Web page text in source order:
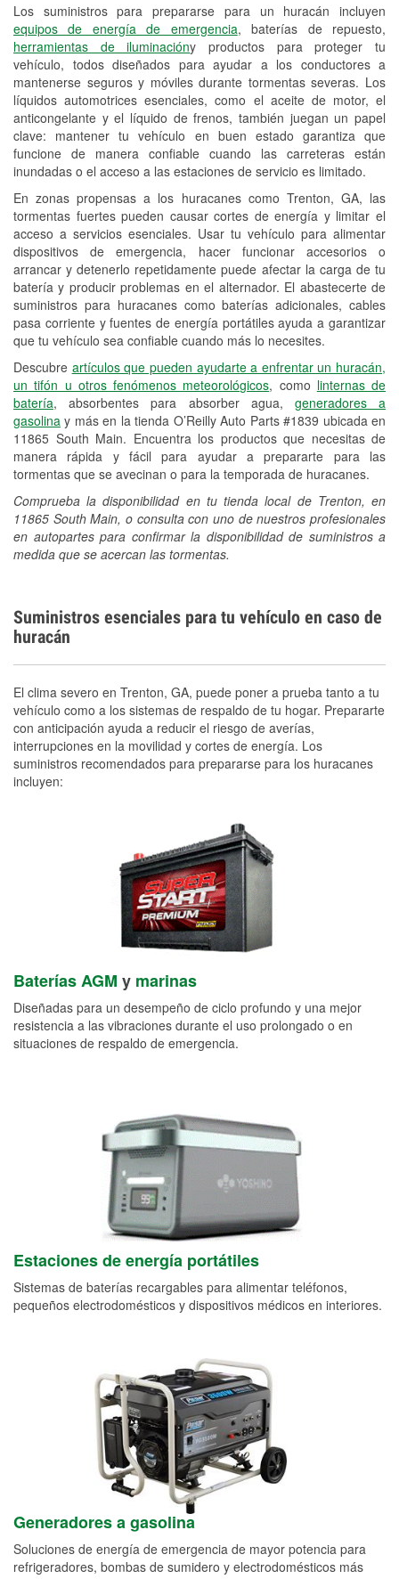
Los suministros para prepararse para un huracán incluyen
equipos de energía de emergencia, baterías de repuesto,
herramientas de iluminacióny productos para proteger tu
vehículo, todos diseñados para ayudar a los conductores a
mantenerse seguros y móviles durante tormentas severas. Los
líquidos automotrices esenciales, como el aceite de motor, el
anticongelante y el líquido de frenos, también juegan un papel
clave: mantener tu vehículo en buen estado garantiza que
funcione de manera confiable cuando las carreteras están
inundadas o el acceso a las estaciones de servicio es limitado.
En zonas propensas a los huracanes como Trenton, GA, las
tormentas fuertes pueden causar cortes de energía y limitar el
acceso a servicios esenciales. Usar tu vehículo para alimentar
dispositivos de emergencia, hacer funcionar accesorios o
arrancar y detenerlo repetidamente puede afectar la carga de tu
batería y producir problemas en el alternador. El abastecerte de
suministros para huracanes como baterías adicionales, cables
pasa corriente y fuentes de energía portátiles ayuda a garantizar
que tu vehículo sea confiable cuando más lo necesites.
Descubre artículos que pueden ayudarte a enfrentar un huracán,
un tifón u otros fenómenos meteorológicos, como linternas de
batería, absorbentes para absorber agua, generadores a
gasolina y más en la tienda O’Reilly Auto Parts #1839 ubicada en
11865 South Main. Encuentra los productos que necesitas de
manera rápida y fácil para ayudar a prepararte para las
tormentas que se avecinan o para la temporada de huracanes.
Comprueba la disponibilidad en tu tienda local de Trenton, en
11865 South Main, o consulta con uno de nuestros profesionales
en autopartes para confirmar la disponibilidad de suministros a
medida que se acercan las tormentas.
Reciclaje de baterías y aceite
Instalación de bombillas de faros
Instalación de limpiaparabrisas
Programa de Préstamo de
Herramientas
Rectificación de tambores y discos de
freno
Mangueras hidráulicas a la medida
Hurricane Supplies
Conoce más
Suministros esenciales para tu vehículo en caso de
huracán
El clima severo en Trenton, GA, puede poner a prueba tanto a tu
vehículo como a los sistemas de respaldo de tu hogar. Prepararte
con anticipación ayuda a reducir el riesgo de averías,
interrupciones en la movilidad y cortes de energía. Los
suministros recomendados para prepararse para los huracanes
incluyen:
Baterías AGM y marinas
Diseñadas para un desempeño de ciclo profundo y una mejor
resistencia a las vibraciones durante el uso prolongado o en
situaciones de respaldo de emergencia.
Estaciones de energía portátiles
Sistemas de baterías recargables para alimentar teléfonos,
pequeños electrodomésticos y dispositivos médicos en interiores.
Generadores a gasolina
Soluciones de energía de emergencia de mayor potencia para
refrigeradores, bombas de sumidero y electrodomésticos más